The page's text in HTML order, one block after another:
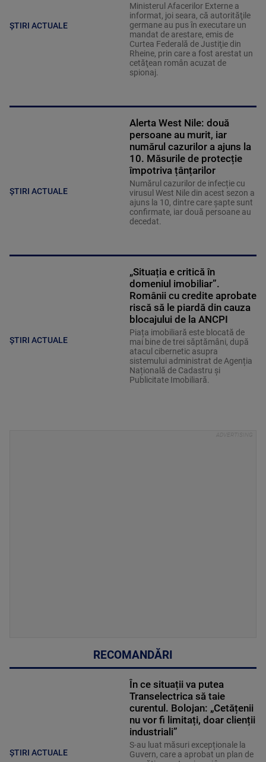
ȘTIRI ACTUALE
Ministerul Afacerilor Externe a
informat, joi seara, că autorităţile
germane au pus în executare un
mandat de arestare, emis de
Curtea Federală de Justiţie din
Rheine, prin care a fost arestat un
cetăţean român acuzat de
spionaj.
ȘTIRI ACTUALE
Alerta West Nile: două
persoane au murit, iar
numărul cazurilor a ajuns la
10. Măsurile de protecție
împotriva țânțarilor
Numărul cazurilor de infecție cu
virusul West Nile din acest sezon a
ajuns la 10, dintre care șapte sunt
confirmate, iar două persoane au
decedat.
ȘTIRI ACTUALE
„Situația e critică în
domeniul imobiliar”.
Românii cu credite aprobate
riscă să le piardă din cauza
blocajului de la ANCPI
Piața imobiliară este blocată de
mai bine de trei săptămâni, după
atacul cibernetic asupra
sistemului administrat de Agenția
Națională de Cadastru și
Publicitate Imobiliară.
RECOMANDĂRI
ȘTIRI ACTUALE
În ce situații va putea
Transelectrica să taie
curentul. Bolojan: „Cetățenii
nu vor fi limitați, doar clienții
industriali”
S-au luat măsuri excepționale la
Guvern, care a aprobat un plan de